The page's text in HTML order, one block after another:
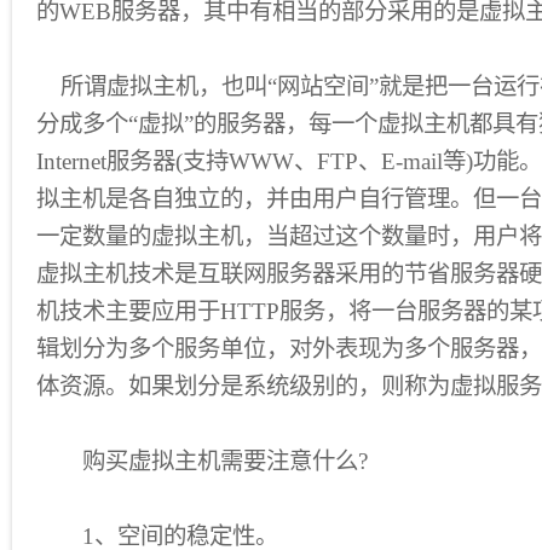
的WEB服务器，其中有相当的部分采用的是虚拟
所谓虚拟主机，也叫“网站空间”就是把一台运
分成多个“虚拟”的服务器，每一个虚拟主机都具
Internet服务器(支持WWW、FTP、E-mail等)功能
拟主机是各自独立的，并由用户自行管理。但一
一定数量的虚拟主机，当超过这个数量时，用户
虚拟主机技术是互联网服务器采用的节省服务器
机技术主要应用于HTTP服务，将一台服务器的
辑划分为多个服务单位，对外表现为多个服务器
体资源。如果划分是系统级别的，则称为虚拟服
购买虚拟主机需要注意什么?
1、空间的稳定性。